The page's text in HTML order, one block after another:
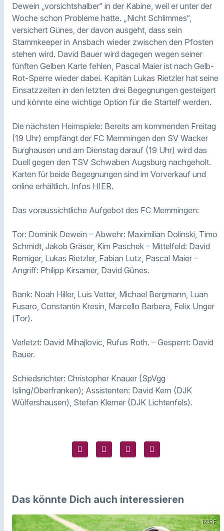
Dewein „vorsichtshalber“ in der Kabine, weil er unter der
Woche schon Probleme hatte. „Nicht Schlimmes“,
versichert Günes, der davon ausgeht, dass sein
Stammkeeper in Ansbach wieder zwischen den Pfosten
stehen wird. David Bauer wird dagegen wegen seiner
fünften Gelben Karte fehlen, Pascal Maier ist nach Gelb-
Rot-Sperre wieder dabei. Kapitän Lukas Rietzler hat seine
Einsatzzeiten in den letzten drei Begegnungen gesteigert
und könnte eine wichtige Option für die Startelf werden.
Die nächsten Heimspiele: Bereits am kommenden Freitag
(19 Uhr) empfängt der FC Memmingen den SV Wacker
Burghausen und am Dienstag darauf (19 Uhr) wird das
Duell gegen den TSV Schwaben Augsburg nachgeholt.
Karten für beide Begegnungen sind im Vorverkauf und
online erhältlich. Infos HIER.
Das voraussichtliche Aufgebot des FC Memmingen:
Tor: Dominik Dewein – Abwehr: Maximilian Dolinski, Timo
Schmidt, Jakob Gräser, Kim Paschek – Mittelfeld: David
Remiger, Lukas Rietzler, Fabian Lutz, Pascal Maier –
Angriff: Philipp Kirsamer, David Günes.
Bank: Noah Hiller, Luis Vetter, Michael Bergmann, Luan
Fusaro, Constantin Kresin, Marcello Barbera, Felix Unger
(Tor).
Verletzt: David Mihajlovic, Rufus Roth. – Gesperrt: David
Bauer.
Schiedsrichter: Christopher Knauer (SpVgg
Isling/Oberfranken); Assistenten: David Kern (DJK
Wülfershausen), Stefan Klerner (DJK Lichtenfels).
Das könnte Dich auch interessieren
123RF